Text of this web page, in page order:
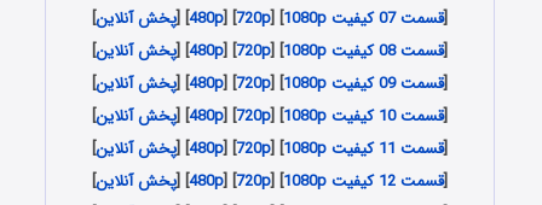
[قسمت 07 کیفیت 1080p ] [
720p
] [
480p
] [پخش آنلاین]
[قسمت 08 کیفیت 1080p ] [
720p
] [
480p
] [پخش آنلاین]
[قسمت 09 کیفیت 1080p ] [
720p
] [
480p
] [پخش آنلاین]
[قسمت 10 کیفیت 1080p ] [
720p
] [
480p
] [پخش آنلاین]
[قسمت 11 کیفیت 1080p ] [
720p
] [
480p
] [پخش آنلاین]
[قسمت 12 کیفیت 1080p ] [
720p
] [
480p
] [پخش آنلاین]